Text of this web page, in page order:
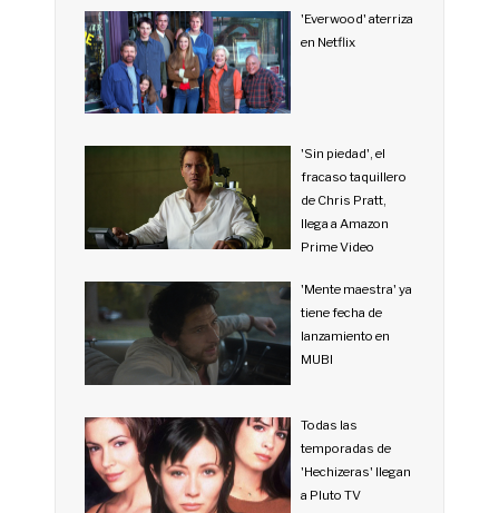
'Everwood' aterriza
en Netflix
'Sin piedad', el
fracaso taquillero
de Chris Pratt,
llega a Amazon
Prime Video
'Mente maestra' ya
tiene fecha de
lanzamiento en
MUBI
Todas las
temporadas de
'Hechizeras' llegan
a Pluto TV